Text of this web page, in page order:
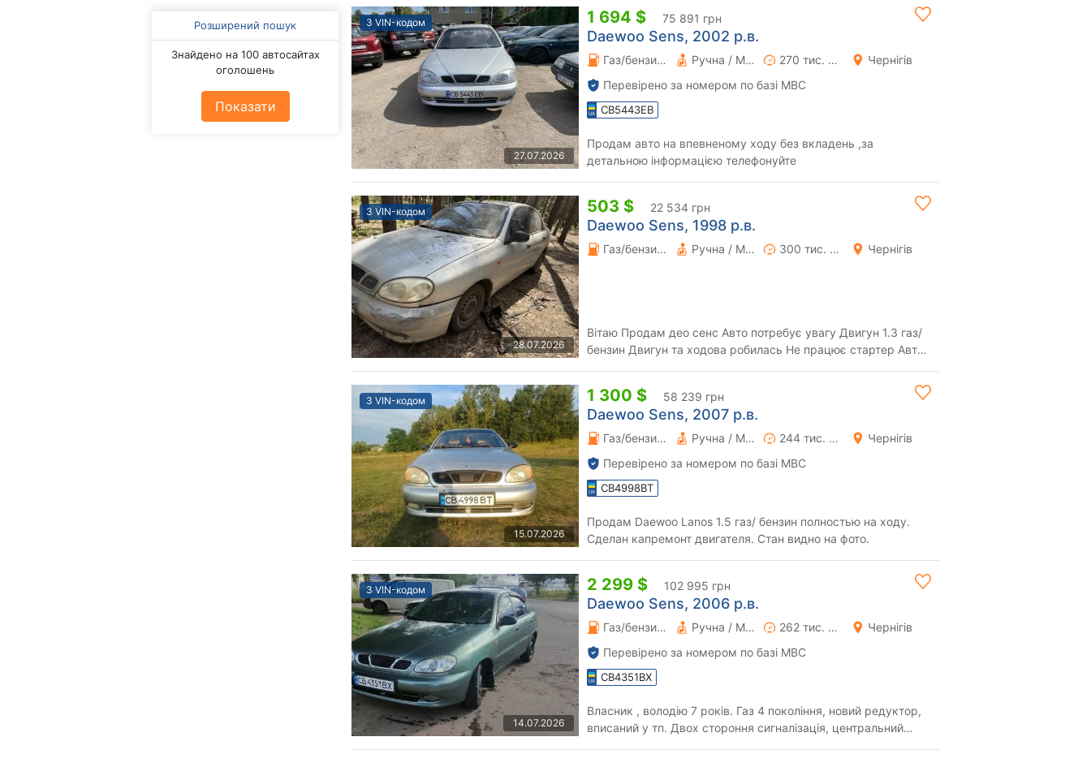
Розширений пошук
Знайдено на 100 автосайтах
оголошень
Показати
З VIN-кодом
27.07.2026
1 694 $ 75 891 грн
Daewoo Sens, 2002 р.в.
Газ/бензин 1.5 л. Ручна / Механіка 270 тис. км
Чернігів
Перевірено за номером по базі МВС
CB5443EB
Продам авто на впевненому ходу без вкладень ,за
детальною інформацією телефонуйте
З VIN-кодом
28.07.2026
503 $ 22 534 грн
Daewoo Sens, 1998 р.в.
Газ/бензин 1.3 л. Ручна / Механіка 300 тис. км Чернігів
Вітаю Продам део сенс Авто потребує увагу Двигун 1.3 газ/
бензин Двигун та ходова робилась Не працює стартер Авто
З VIN-кодом
15.07.2026
1 300 $ 58 239 грн
Daewoo Sens, 2007 р.в.
Газ/бензин 1.5 л. Ручна / Механіка 244 тис. км
Чернігів
Перевірено за номером по базі МВС
CB4998BT
Продам Daewoo Lanos 1.5 газ/ бензин полностью на ходу.
Сделан капремонт двигателя. Стан видно на фото.
З VIN-кодом
14.07.2026
2 299 $ 102 995 грн
Daewoo Sens, 2006 р.в.
Газ/бензин 0 л. Ручна / Механіка 262 тис. км
Чернігів
Перевірено за номером по базі МВС
CB4351BX
Власник , володію 7 років. Газ 4 покоління, новий редуктор,
вписаний у тп. Двох стороння сигналізація, центральний